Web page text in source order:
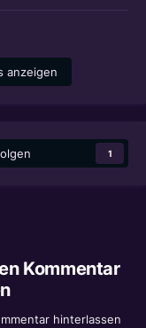
anzeigen
1
Kommentar
hinterlassen